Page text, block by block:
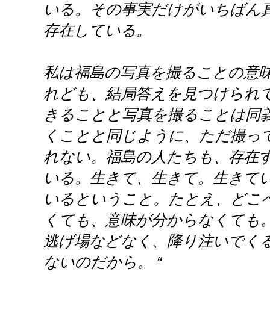
いる。その事実だけがいちばん
存在している。
私は福島の写真を撮ることの意
れども、結局答えを見つけられ
きることと写真を撮ることは同
くことと同じように、ただ撮
れない。福島の人たちも、存在
いる。生きて、生きて。生きて
いるということ。たとえ、どこ
くても、意味が分からなくても
逃げ場などなく、降り注いでく
ないのだから。 “